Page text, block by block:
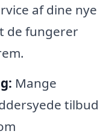
af dine nye
de fungerer
Mange
tilbud